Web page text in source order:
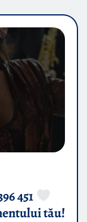
451
tău!